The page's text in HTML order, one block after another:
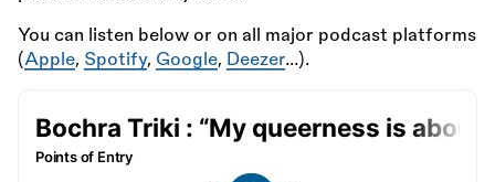
You can listen below or on all major podcast platforms
(Apple, Spotify, Google, Deezer…).